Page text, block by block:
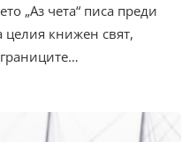
„Аз чета“ писа преди
книжен свят,